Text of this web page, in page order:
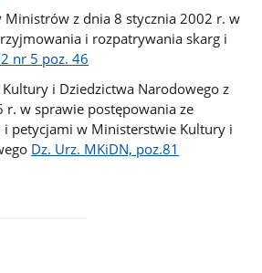
Ministrów z dnia 8 stycznia 2002 r. w
i rozpatrywania skarg i
nr 5 poz. 46
i Dziedzictwa Narodowego z
r. w sprawie postępowania ze
i petycjami w Ministerstwie Kultury i
Dz. Urz. MKiDN, poz.81